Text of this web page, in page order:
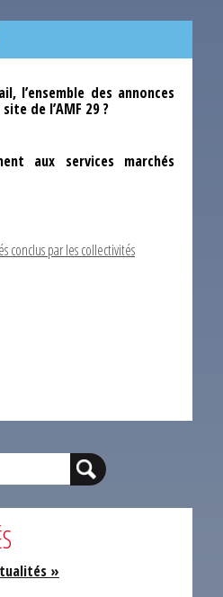
l’ensemble des annonces
de l’AMF 29 ?
aux services marchés
conclus par les collectivités
»